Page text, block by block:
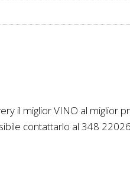
il miglior VINO al miglior
contattarlo al 348